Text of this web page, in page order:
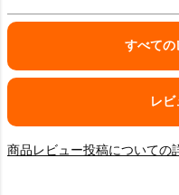
すべての
レビ
商品レビュー投稿についての